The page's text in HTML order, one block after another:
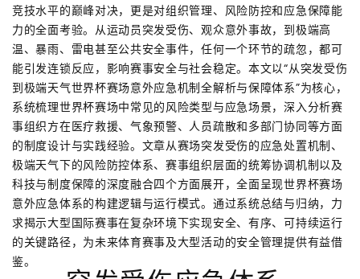
竞技水平的巅峰对决，更是对组织管理、风险防控和应急保障能
力的全面考验。从运动员突发受伤、观众意外事故，到极端高
温、暴雨、雷电甚至公共安全事件，任何一个环节的疏忽，都可
能引发连锁反应，影响赛事安全与社会稳定。本文以“从突发受伤
到极端天气世界杯赛场意外应急机制全解析与保障体系”为核心，
系统梳理世界杯赛场中常见的风险类型与应急场景，深入分析赛
事组织方在医疗救援、气象预警、人员疏散和多部门协同等方面
的制度设计与实践经验。文章从赛场突发受伤的应急处置机制、
极端天气下的风险防控体系、赛事组织层面的统筹协调机制以及
科技与制度保障的深度融合四个方面展开，全面呈现世界杯赛场
意外应急体系的构建逻辑与运行模式。通过系统总结与归纳，力
求揭示大型国际赛事在复杂环境下实现安全、有序、可持续运行
的关键路径，为未来体育赛事及大型活动的安全管理提供有益借
鉴。